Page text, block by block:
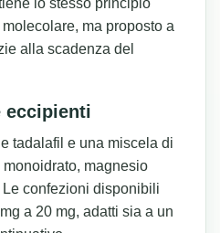
lo stesso principio
ma proposto a
alla scadenza del
eccipienti
tadalafil e una miscela di
magnesio
confezioni disponibili
a 20 mg, adatti sia a un